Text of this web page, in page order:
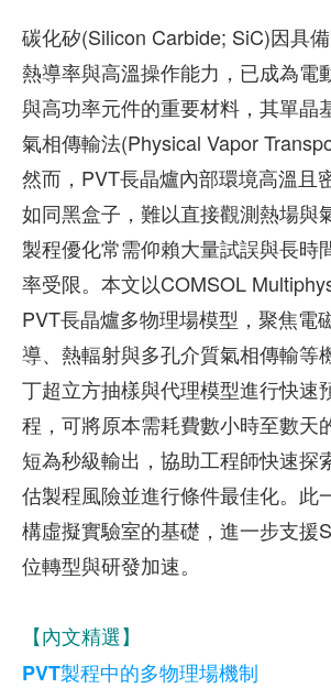
碳化矽(Silicon Carbide; SiC)因具
熱導率與高溫操作能力，已成為電
與高功率元件的重要材料，其單晶
氣相傳輸法(Physical Vapor
然而，PVT長晶爐內部環境高溫且
如同黑盒子，難以直接觀測熱場與
製程優化常需仰賴大量試誤與長時
率受限。本文以COMSOL
PVT長晶爐多物理場模型，聚焦電
導、熱輻射與多孔介質氣相傳輸等
丁超立方抽樣與代理模型進行快速
程，可將原本需耗費數小時至數天
短為秒級輸出，協助工程師快速探
估製程風險並進行條件最佳化。此
構虛擬實驗室的基礎，進一步支援
位轉型與研發加速。
【內文精選】
PVT製程中的多物理場機制